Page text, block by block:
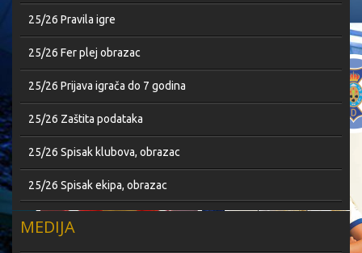
25/26 Pravila igre
25/26 Fer plej obrazac
25/26 Prijava igrača do 7 godina
25/26 Zaštita podataka
25/26 Spisak klubova, obrazac
25/26 Spisak ekipa, obrazac
MEDIJA